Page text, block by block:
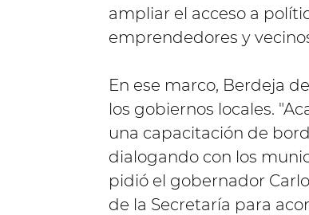
ampliar el acceso a
emprendedores y
En ese marco, Berdeja
los gobiernos locales.
una capacitación de
dialogando con los
pidió el gobernador
de la Secretaría para